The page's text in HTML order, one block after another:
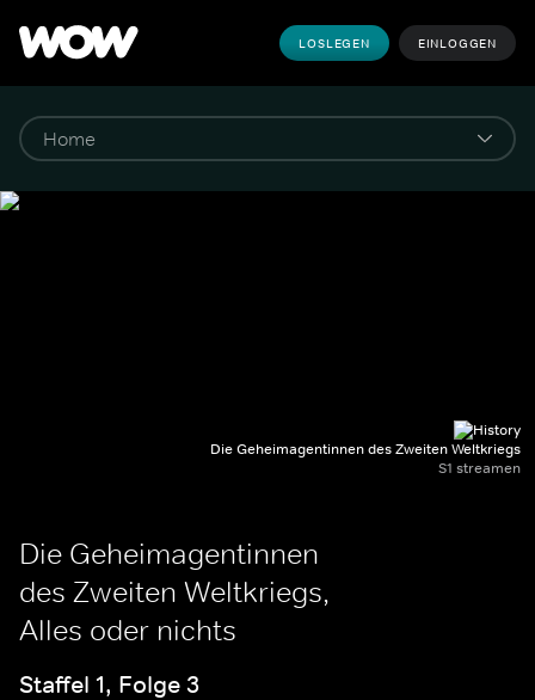
LOSLEGEN EINLOGGEN
Die Geheimagentinnen des Zweiten Weltkriegs
S1 streamen
Die Geheimagentinnen
des Zweiten Weltkriegs,
Alles oder nichts
Staffel 1, Folge 3